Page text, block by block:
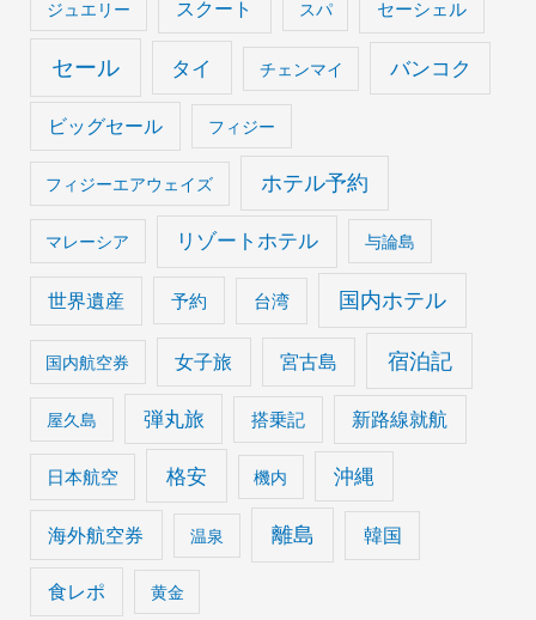
ジュエリー スクート スパ セーシェル
セール タイ チェンマイ バンコク
ビッグセール フィジー
フィジーエアウェイズ ホテル予約
マレーシア リゾートホテル 与論島
世界遺産 予約 台湾 国内ホテル
国内航空券 女子旅 宮古島 宿泊記
屋久島 弾丸旅 搭乗記 新路線就航
日本航空 格安 機内 沖縄
海外航空券 温泉 離島 韓国
食レポ 黄金